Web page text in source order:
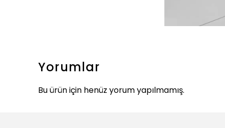
Yorumlar
Bu ürün için henüz yorum yapılmamış.